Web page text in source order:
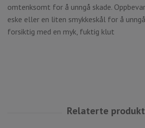
omtenksomt for å unngå skade.
eske eller en liten smykkeskål for å
forsiktig med en myk, fuktig klut